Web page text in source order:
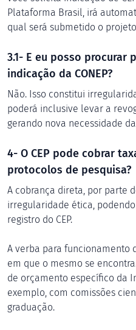
Plataforma Brasil, irá
qual será submetido o
3.1- E eu posso procurar
indicação da CONEP?
Não. Isso constitui
poderá inclusive levar a
gerando nova necessidade
4- O CEP pode cobrar
protocolos de pesquisa?
A cobrança direta, por parte
irregularidade ética,
registro do CEP.
A verba para funcionamento
em que o mesmo se
de orçamento específico da
exemplo, com comissões
graduação.